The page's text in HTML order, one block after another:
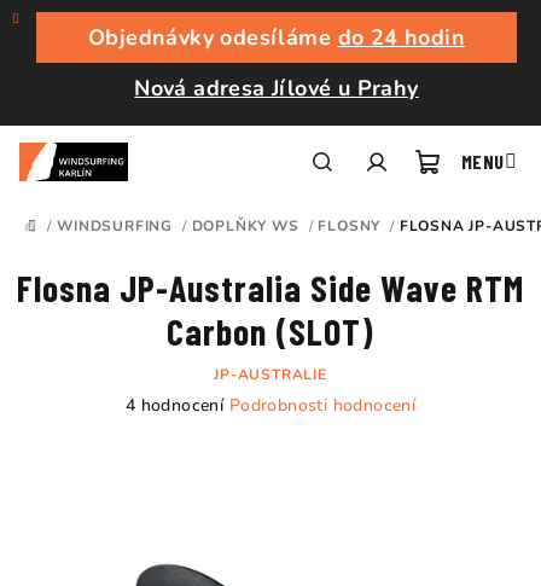
Přejít
obsah
Objednávky odesíláme do 24 hodin
Nová adresa Jílové u Prahy
košík
DOMŮ
/ WINDSURFING / DOPLŇKY WS / FLOSNY / FLOSNA JP-
Flosna JP-Australia Side Wave RTM
Carbon (SLOT)
JP-AUSTRALIE
Průměrné
hvězdiček.
4 hodnocení Podrobnosti hodnocení